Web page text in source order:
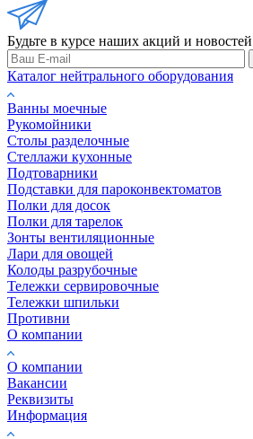
Будьте в курсе наших акций и новостей
Каталог нейтрального оборудования
Ванны моечные
Рукомойники
Столы разделочные
Стеллажи кухонные
Подтоварники
Подставки для пароконвектоматов
Полки для досок
Полки для тарелок
Зонты вентиляционные
Лари для овощей
Колоды разрубочные
Тележки сервировочные
Тележки шпильки
Противни
О компании
О компании
Вакансии
Реквизиты
Информация